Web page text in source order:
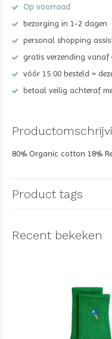
Op voorraad
bezorging in 1-2 dagen
personal shopping
gratis verzending vanaf
vóór 15:00 besteld =
betaal veilig achteraf
80% Organic cotton 18%
Product tags
Recent bekeken